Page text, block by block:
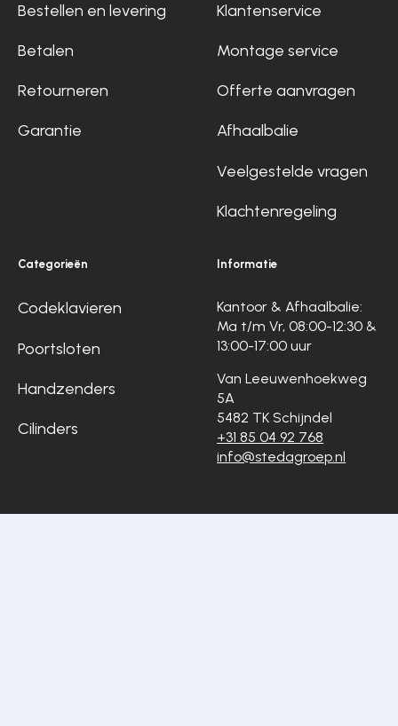
Bestellen en levering
Betalen
Retourneren
Garantie
Klantenservice
Montage service
Offerte aanvragen
Afhaalbalie
Veelgestelde vragen
Klachtenregeling
Categorieën
Codeklavieren
Poortsloten
Handzenders
Cilinders
Informatie
Kantoor & Afhaalbalie:
Ma t/m Vr, 08:00-12:30 &
13:00-17:00 uur
Van Leeuwenhoekweg
5A
5482 TK Schijndel
+31 85 04 92 768
info@stedagroep.nl